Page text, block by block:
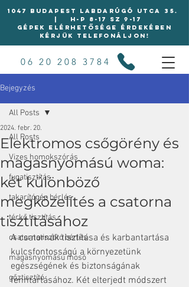
1047 BUDAPEST LABDARÚGÓ UTCA 35.
| H-P 8-17 Sz 9-17
Gépek elérhetősége érdekében
kérjük telefonáljon!
06 20 208 3784
Bejegyzés
All Posts
Vizes homokszórás
fugatisztítás
takarítógép bérlés
térkő tisztítás
csatornatisztító bérlés
magasnyomású mosó
gőztisztító
All Posts
Elektromos csőgörény és
magasnyomású woma:
két különböző
megközelítés a csatorna
tisztításához
2024. febr. 20.
A csatornák tisztítása és karbantartása
kulcsfontosságú a környezetünk
egészségének és biztonságának
fenntartásához. Két elterjedt módszert